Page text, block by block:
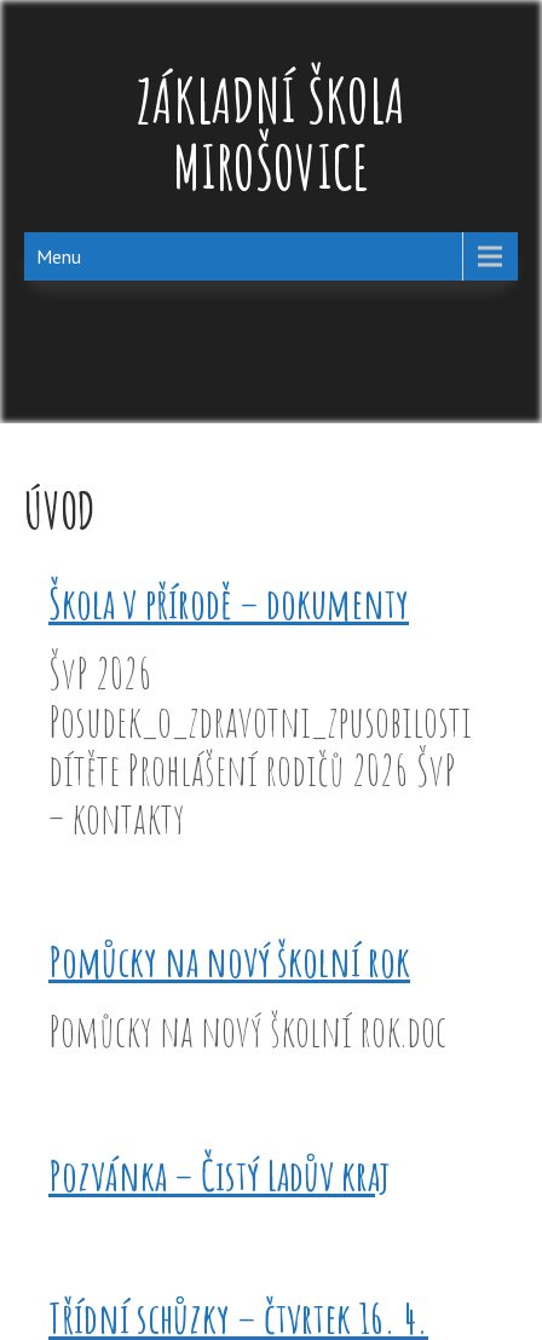
Skip
ZÁKLADNÍ ŠKOLA
MIROŠOVICE
Menu
ÚVOD
Škola v přírodě – dokumenty
ŠvP 2026
Posudek_o_zdravotni_zpusobilosti
dítěte Prohlášení rodičů 2026 ŠvP
– kontakty
Pomůcky na nový školní rok
Pomůcky na nový školní rok.doc
Pozvánka – Čistý Ladův kraj
Třídní schůzky – čtvrtek 16. 4.